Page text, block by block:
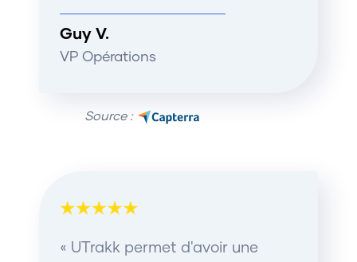
Guy V.
VP Opérations
Source :
« UTrakk permet d'avoir une